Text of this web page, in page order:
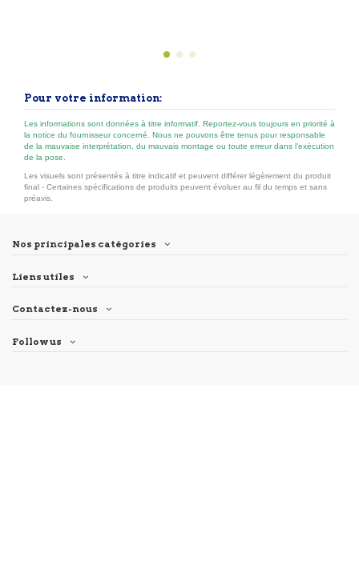
Pour votre information:
Les informations sont données à titre informatif. Reportez-vous toujours en priorité à
la notice du fournisseur concerné. Nous ne pouvons être tenus pour responsable
de la mauvaise interprétation, du mauvais montage ou toute erreur dans l’exécution
de la pose.
Les visuels sont présentés à titre indicatif et peuvent différer légèrement du produit
final - Certaines spécifications de produits peuvent évoluer au fil du temps et sans
préavis.
Nos principales catégories
Liens utiles
Contactez-nous
Follow us